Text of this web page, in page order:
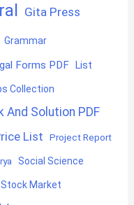
Gita Press
Grammar
Forms PDF List
Collection
And Solution PDF
List Project Report
Social Science
Stock Market